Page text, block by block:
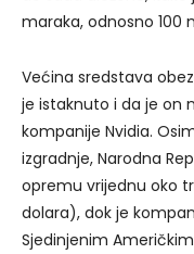
maraka, odnosno 100
Većina sredstava
je istaknuto i da je on
kompanije Nvidia.
izgradnje, Narodna
opremu vrijednu oko
dolara), dok je
Sjedinjenim